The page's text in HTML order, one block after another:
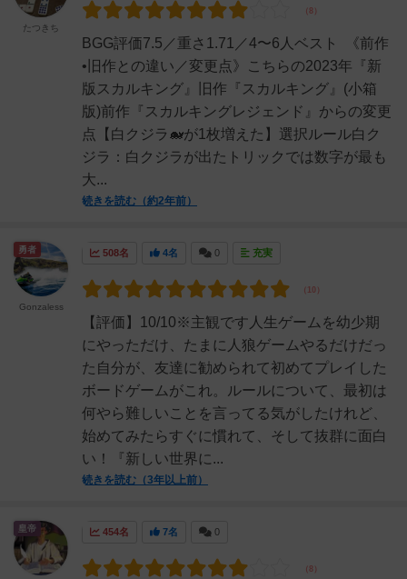
BGG評価7.5／重さ1.71／4〜6人ベスト 《前作
•旧作との違い／変更点》こちらの2023年『新
版スカルキング』旧作『スカルキング』(小箱
版)前作『スカルキングレジェンド』からの変更
点【白クジラ🐋が1枚増えた】選択ルール白ク
ジラ：白クジラが出たトリックでは数字が最も
大...
続きを読む（約2年前）
たつきち
508名 4名 0 充実
【評価】10/10※主観です人生ゲームを幼少期
にやっただけ、たまに人狼ゲームやるだけだっ
た自分が、友達に勧められて初めてプレイした
ボードゲームがこれ。ルールについて、最初は
何やら難しいことを言ってる気がしたけれど、
始めてみたらすぐに慣れて、そして抜群に面白
い！『新しい世界に...
続きを読む（3年以上前）
勇者
Gonzaless
454名 7名 0
皇帝